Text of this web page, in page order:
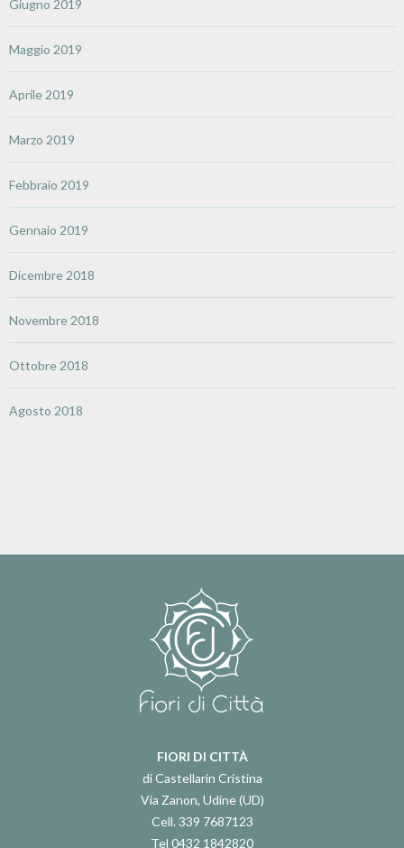
Giugno 2019
Maggio 2019
Aprile 2019
Marzo 2019
Febbraio 2019
Gennaio 2019
Dicembre 2018
Novembre 2018
Ottobre 2018
Agosto 2018
FIORI DI CITTÀ
di Castellarin Cristina
Via Zanon, Udine (UD)
Cell. 339 7687123
Tel 0432 1842820